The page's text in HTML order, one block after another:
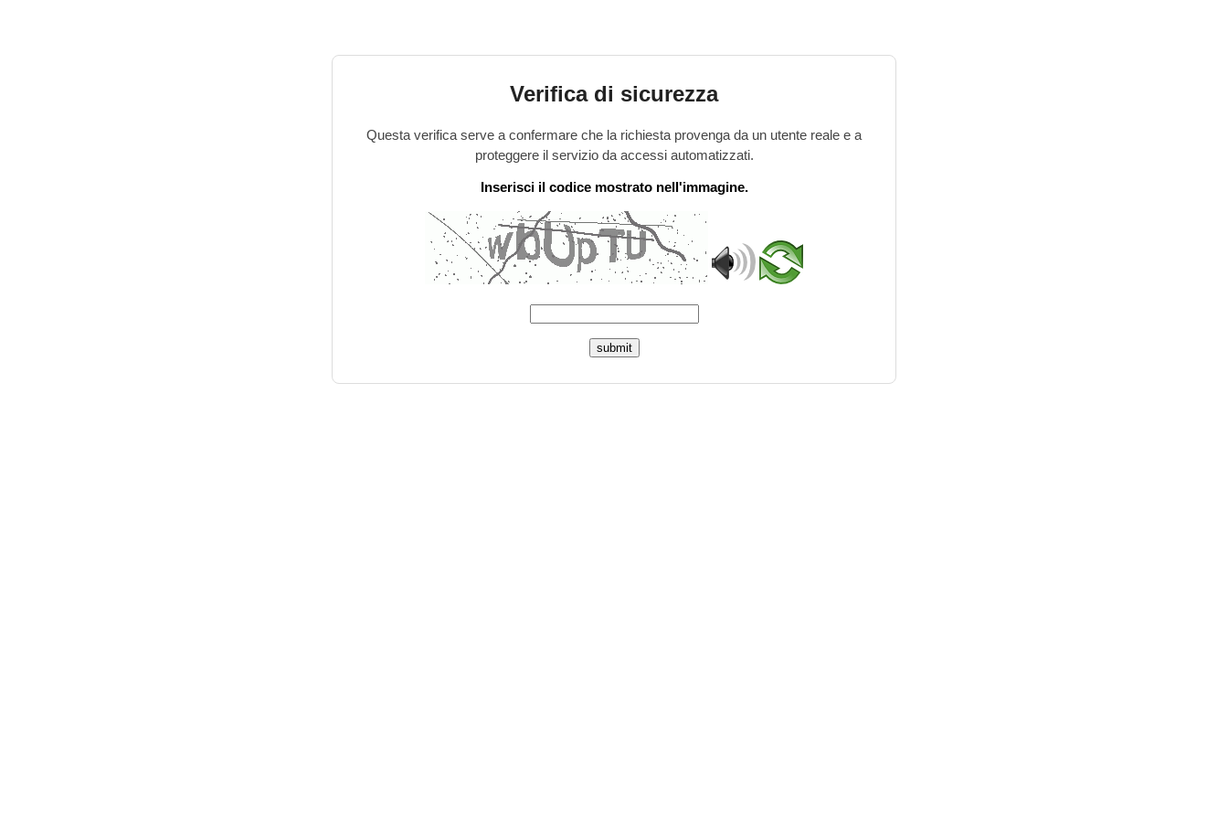
Verifica di sicurezza
Questa verifica serve a confermare che la richiesta provenga da un utente reale e a
proteggere il servizio da accessi automatizzati.
Inserisci il codice mostrato nell'immagine.
submit